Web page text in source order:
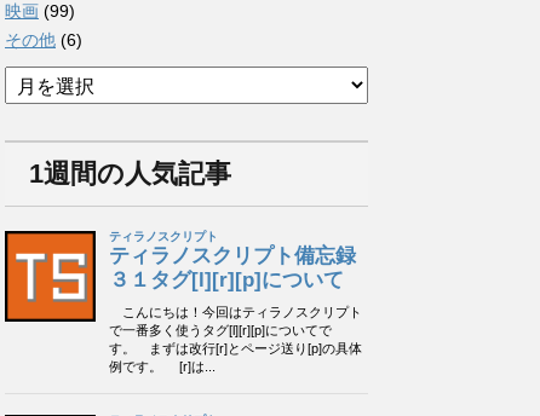
映画 (99)
その他 (6)
ア
ー
1週間の人気記事